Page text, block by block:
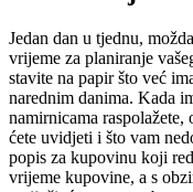
Jedan dan u tjednu,
vrijeme za planiranje
stavite na papir što već
narednim danima. Kada
namirnicama
ćete uvidjeti i što vam
popis za kupovinu koji
vrijeme kupovine, a s